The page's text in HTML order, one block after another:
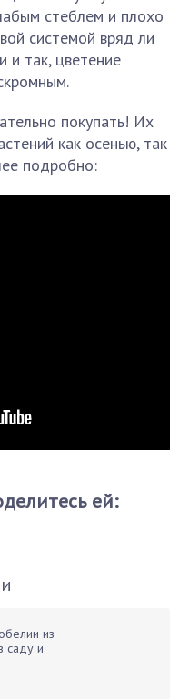
стеблем и плохо
системой вряд ли
и так, цветение
покупать! Их
как осенью, так
подробно:
ей: